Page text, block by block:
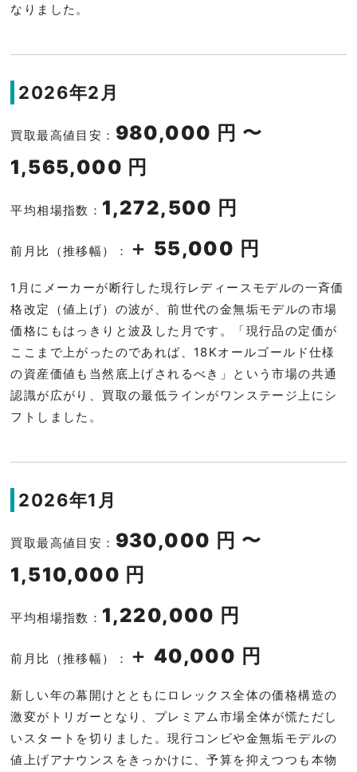
なりました。
2026年2月
買取最高値目安： 980,000 円 〜
1,565,000 円
平均相場指数： 1,272,500 円
前月比（推移幅）： ＋ 55,000 円
1月にメーカーが断行した現行レディースモデルの一斉価
格改定（値上げ）の波が、前世代の金無垢モデルの市場
価格にもはっきりと波及した月です。「現行品の定価が
ここまで上がったのであれば、18Kオールゴールド仕様
の資産価値も当然底上げされるべき」という市場の共通
認識が広がり、買取の最低ラインがワンステージ上にシ
フトしました。
2026年1月
買取最高値目安： 930,000 円 〜
1,510,000 円
平均相場指数： 1,220,000 円
前月比（推移幅）： ＋ 40,000 円
新しい年の幕開けとともにロレックス全体の価格構造の
激変がトリガーとなり、プレミアム市場全体が慌ただし
いスタートを切りました。現行コンビや金無垢モデルの
値上げアナウンスをきっかけに、予算を抑えつつも本物